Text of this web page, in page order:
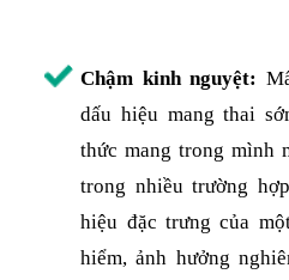
Chậm kinh nguyệt:
dấu hiệu mang thai
thức mang trong mình
trong nhiều trường
hiệu đặc trưng của
hiểm, ảnh hưởng